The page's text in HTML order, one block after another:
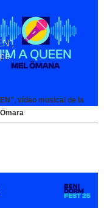
vídeo musical de la